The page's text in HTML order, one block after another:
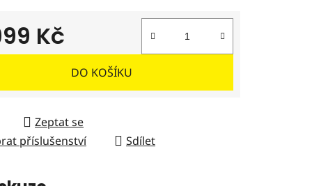
Kč
cena:
DO KOŠÍKU
Zeptat se
příslušenství
Sdílet